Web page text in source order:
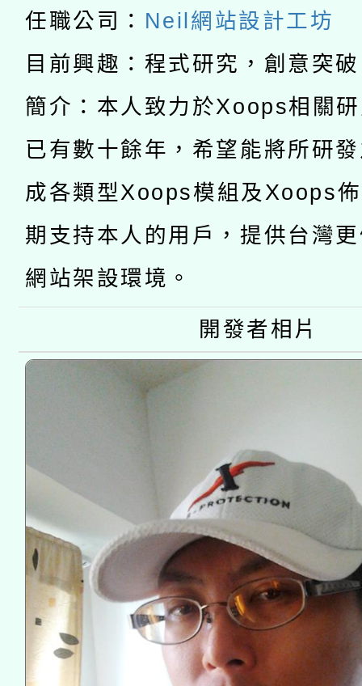
一案。
答一案
有關本府115年70歲以
人員健康講座「吃得安
心」，鼓勵退休同仁踴
案。
本校115學年度第2次
招甄選結果公告(無人
招)
適應運動共學行動站研
本館辦理115年度閱讀
暨閱讀推動專業研習
科技賦能─人工智慧
礎課程
A3數位素養講師名單
任職公司： Neil網站設計工坊
目前興趣：程式研究，創意突
簡介：本人致力於Xoops相關
已有數十餘年，希望能將所研
成各類型Xoops模組及Xoops
期支持本人的用戶，提供台灣
網站架設環境。
開發者相片